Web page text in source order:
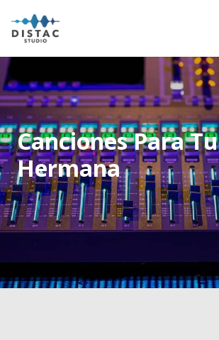
Canciones Para Tu
Hermana